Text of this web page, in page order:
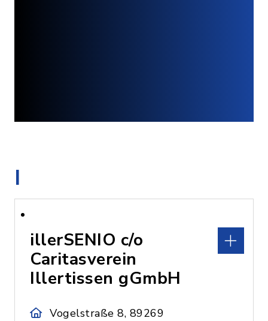
I
illerSENIO c/o
Caritasverein
Illertissen gGmbH
Vogelstraße 8, 89269